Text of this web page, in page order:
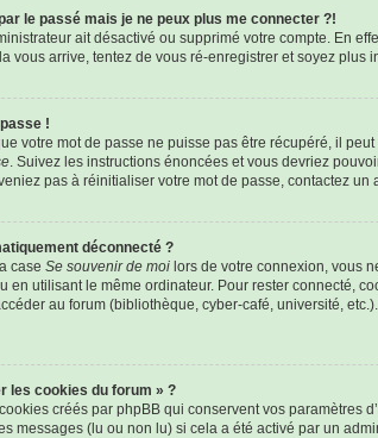
le passé mais je ne peux plus me connecter ?!
ait désactivé ou supprimé votre compte. En
vous arrive, tentez de vous ré-enregistrer et soyez plus
!
votre mot de passe ne puisse pas être récupéré, il
. Suivez les instructions énoncées et vous devriez
pas à réinitialiser votre mot de passe, contactez un
déconnecté ?
case Se souvenir de moi lors de votre connexion, vous
en utilisant le même ordinateur. Pour rester connecté,
au forum (bibliothèque, cyber-café, université,
les cookies du forum » ?
créés par phpBB qui conservent vos paramètres
messages (lu ou non lu) si cela a été activé par un